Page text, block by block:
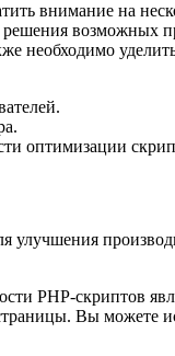
внимание на
возможных
необходимо
оптимизации
PHP-скриптов
Вы